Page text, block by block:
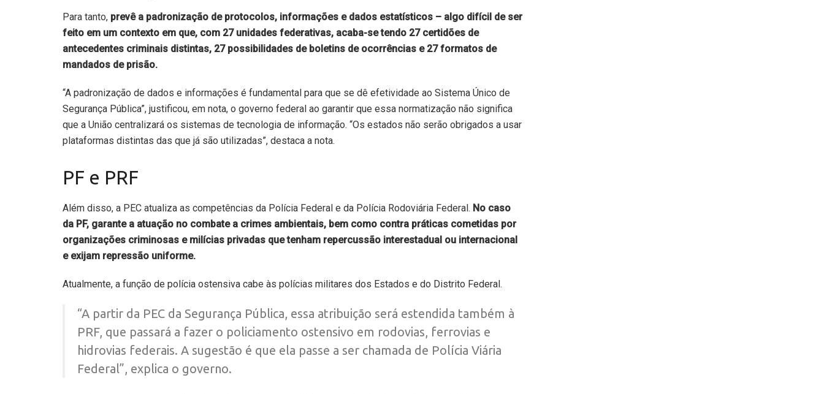
Para tanto, prevê a padronização de protocolos, informações e dados estatísticos – algo difícil de ser
feito em um contexto em que, com 27 unidades federativas, acaba-se tendo 27 certidões de
antecedentes criminais distintas, 27 possibilidades de boletins de ocorrências e 27 formatos de
mandados de prisão.
“A padronização de dados e informações é fundamental para que se dê efetividade ao Sistema Único de
Segurança Pública”, justificou, em nota, o governo federal ao garantir que essa normatização não significa
que a União centralizará os sistemas de tecnologia de informação. “Os estados não serão obrigados a usar
plataformas distintas das que já são utilizadas”, destaca a nota.
PF e PRF
Além disso, a PEC atualiza as competências da Polícia Federal e da Polícia Rodoviária Federal. No caso
da PF, garante a atuação no combate a crimes ambientais, bem como contra práticas cometidas por
organizações criminosas e milícias privadas que tenham repercussão interestadual ou internacional
e exijam repressão uniforme.
Atualmente, a função de polícia ostensiva cabe às polícias militares dos Estados e do Distrito Federal.
“A partir da PEC da Segurança Pública, essa atribuição será estendida também à
PRF, que passará a fazer o policiamento ostensivo em rodovias, ferrovias e
hidrovias federais. A sugestão é que ela passe a ser chamada de Polícia Viária
Federal”, explica o governo.